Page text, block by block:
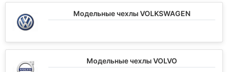
Модельные чехлы VOLKSWAGEN
Модельные чехлы VOLVO